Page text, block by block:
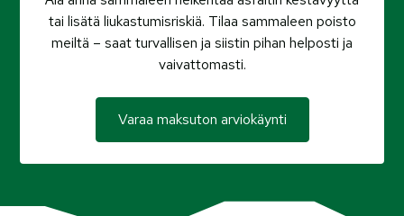
tai lisätä liukastumisriskiä. Tilaa sammaleen poisto
meiltä – saat turvallisen ja siistin pihan helposti ja
vaivattomasti.
Varaa maksuton arviokäynti